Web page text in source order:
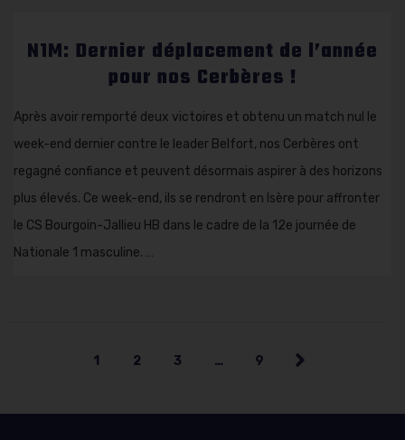
N1M: Dernier déplacement de l’année
pour nos Cerbères !
Après avoir remporté deux victoires et obtenu un match nul le
week-end dernier contre le leader Belfort, nos Cerbères ont
regagné confiance et peuvent désormais aspirer à des horizons
plus élevés. Ce week-end, ils se rendront en Isère pour affronter
le CS Bourgoin-Jallieu HB dans le cadre de la 12e journée de
Nationale 1 masculine. …
1 2 3 … 9